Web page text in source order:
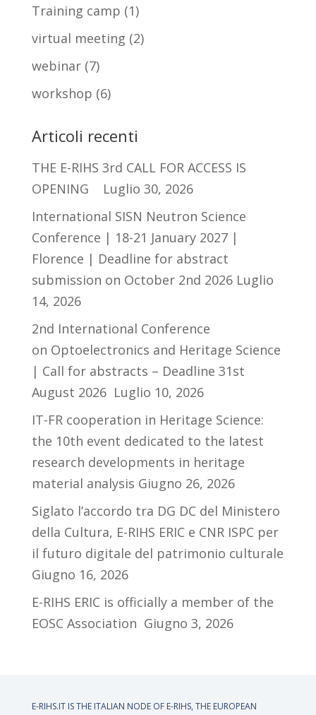
Training camp (1)
virtual meeting (2)
webinar(7)
workshop (6)
Articoli recenti
THE E-RIHS 3rd CALL FOR ACCESS IS
OPENING
Luglio 30, 2026
International SISN Neutron Science
Conference | 18-21 January 2027 |
Florence | Deadline for abstract
submission on October 2nd 2026 Luglio
14, 2026
2nd International Conference
on Optoelectronics and Heritage Science
| Call for abstracts – Deadline 31st
August 2026 Luglio 10, 2026
IT-FR cooperation in Heritage Science:
the 10th event dedicated to the latest
research developments in heritage
material analysis Giugno 26, 2026
Siglato l’accordo tra DG DC del Ministero
della Cultura, E-RIHS ERIC e CNR ISPC per
il futuro digitale del patrimonio culturale
Giugno 16, 2026
E-RIHS ERIC is officially a member of the
EOSC Association Giugno 3, 2026
E-RIHS.IT IS THE ITALIAN NODE OF E-RIHS, THE EUROPEAN